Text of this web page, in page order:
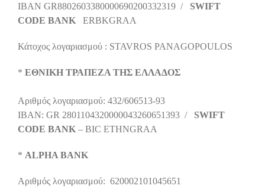
IBAN GR8802603380000690200332319 / SWIFT
CODE BANK ERBKGRAA
Κάτοχος λογαριασμού : STAVROS PANAGOPOULOS
* ΕΘΝΙΚΗ ΤΡΑΠΕΖΑ ΤΗΣ ΕΛΛΑΔΟΣ
Αριθμός λογαριασμού: 432/606513-93
IBAN: GR 2801104320000043260651393 / SWIFT
CODE BANK – BIC ETHNGRAA
* ALPHA BANK
Αριθμός λογαριασμού: 620002101045651